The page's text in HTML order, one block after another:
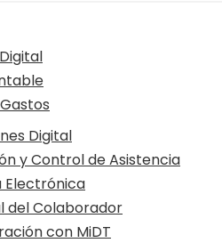
Digital
y Control de Asistencia
Electrónica
del Colaborador
con MiDT